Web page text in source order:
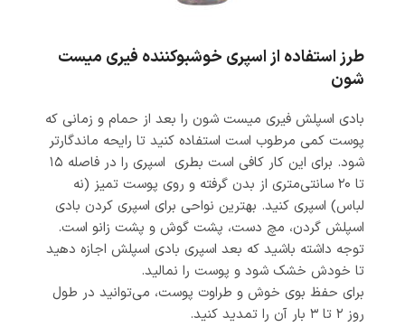
طرز استفاده از اسپری خوشبوکننده فیری میست
شون
بادی اسپلش فیری میست شون را بعد از حمام و زمانی که
پوست کمی مرطوب است استفاده کنید تا رایحه ماندگارتر
شود. برای این کار کافی است بطری اسپری را در فاصله ۱۵
تا ۲۰ سانتی‌متری از بدن گرفته و روی پوست تمیز (نه
لباس) اسپری کنید. بهترین نواحی برای اسپری کردن بادی
اسپلش گردن، مچ دست، پشت گوش و پشت زانو است.
توجه داشته باشید که بعد اسپری بادی اسپلش اجازه دهید
تا خودش خشک شود و پوست را نمالید.
برای حفظ بوی خوش و طراوت پوست، می‌توانید در طول
روز ۲ تا ۳ بار آن را تمدید کنید.